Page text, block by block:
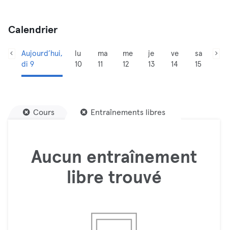
Calendrier
Aujourd’hui,
di 9
lu
10
ma
11
me
12
je
13
ve
14
sa
15
Cours Entraînements libres
Aucun entraînement
libre trouvé